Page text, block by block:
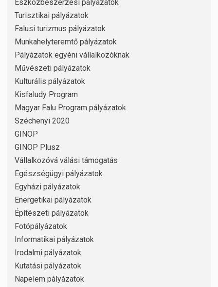
Eszközbeszerzési pályázatok
Turisztikai pályázatok
Falusi turizmus pályázatok
Munkahelyteremtő pályázatok
Pályázatok egyéni vállalkozóknak
Művészeti pályázatok
Kulturális pályázatok
Kisfaludy Program
Magyar Falu Program pályázatok
Széchenyi 2020
GINOP
GINOP Plusz
Vállalkozóvá válási támogatás
Egészségügyi pályázatok
Egyházi pályázatok
Energetikai pályázatok
Építészeti pályázatok
Fotópályázatok
Informatikai pályázatok
Irodalmi pályázatok
Kutatási pályázatok
Napelem pályázatok